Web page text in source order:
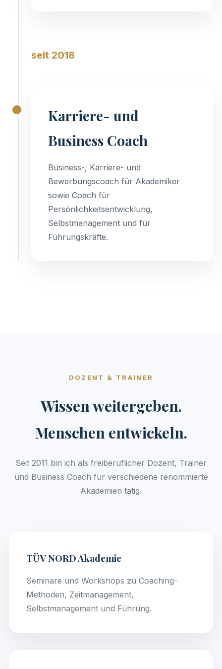
seit 2018
Karriere- und
Business Coach
Business-, Karriere- und
Bewerbungscoach für Akademiker
sowie Coach für
Persönlichkeitsentwicklung,
Selbstmanagement und für
Führungskräfte.
DOZENT & TRAINER
Wissen weitergeben.
Menschen entwickeln.
Seit 2011 bin ich als freiberuflicher Dozent, Trainer
und Business Coach für verschiedene renommierte
Akademien tätig.
TÜV NORD Akademie
Seminare und Workshops zu Coaching-
Methoden, Zeitmanagement,
Selbstmanagement und Führung.